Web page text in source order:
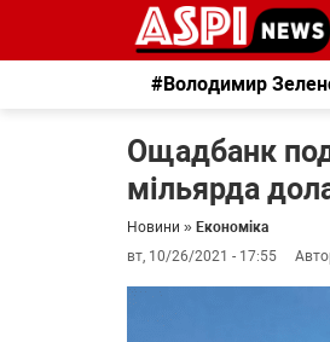
#Володимир
Ощадбанк
мільярда
Новини » Економіка
вт, 10/26/2021 - 17:55